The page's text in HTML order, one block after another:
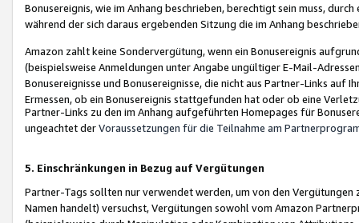
Bonusereignis, wie im Anhang beschrieben, berechtigt sein muss,
während der sich daraus ergebenden Sitzung die im Anhang
Amazon zahlt keine Sondervergütung, wenn ein Bonusereignis
(beispielsweise Anmeldungen unter Angabe ungültiger E-Mail-
Bonusereignisse und Bonusereignisse, die nicht aus Partner-Links auf
Ermessen, ob ein Bonusereignis stattgefunden hat oder ob eine
Partner-Links zu den im Anhang aufgeführten Homepages für
ungeachtet derVoraussetzungen für die Teilnahme am
5. Einschränkungen in Bezug auf Vergütungen
Partner-Tags sollten nur verwendet werden, um von den
Namen handelt) versuchst, Vergütungen sowohl vom Amazon